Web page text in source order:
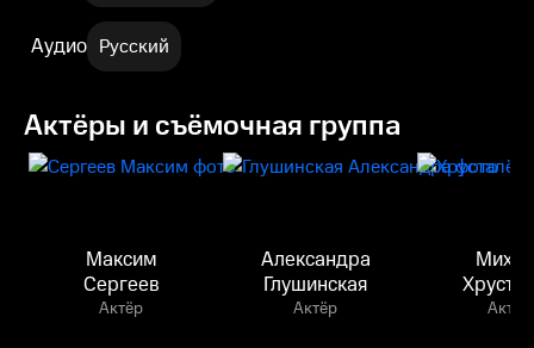
Аудио Русский
Актёры и съёмочная группа
Максим
Сергеев
Актёр
Александра
Глушинская
Актёр Актёр